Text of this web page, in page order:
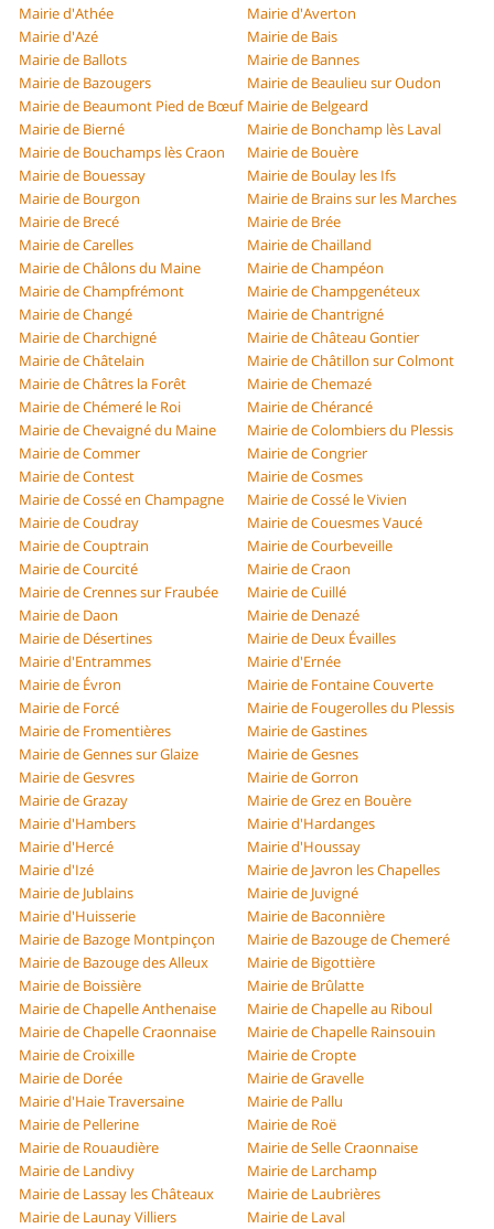
Mairie d'Athée
Mairie d'Averton
Mairie d'Azé
Mairie de Bais
Mairie de Ballots
Mairie de Bannes
Mairie de Bazougers
Mairie de Beaulieu sur Oudon
Mairie de Beaumont Pied de Bœuf Mairie de Belgeard
Mairie de Bierné
Mairie de Bonchamp lès Laval
Mairie de Bouchamps lès Craon
Mairie de Bouère
Mairie de Bouessay
Mairie de Boulay les Ifs
Mairie de Bourgon
Mairie de Brains sur les Marches
Mairie de Brecé
Mairie de Brée
Mairie de Carelles
Mairie de Chailland
Mairie de Châlons du Maine
Mairie de Champéon
Mairie de Champfrémont
Mairie de Champgenéteux
Mairie de Changé
Mairie de Chantrigné
Mairie de Charchigné
Mairie de Château Gontier
Mairie de Châtelain
Mairie de Châtillon sur Colmont
Mairie de Châtres la Forêt
Mairie de Chemazé
Mairie de Chémeré le Roi
Mairie de Chérancé
Mairie de Chevaigné du Maine
Mairie de Colombiers du Plessis
Mairie de Commer
Mairie de Congrier
Mairie de Contest
Mairie de Cosmes
Mairie de Cossé en Champagne
Mairie de Cossé le Vivien
Mairie de Coudray
Mairie de Couesmes Vaucé
Mairie de Couptrain
Mairie de Courbeveille
Mairie de Courcité
Mairie de Craon
Mairie de Crennes sur Fraubée
Mairie de Cuillé
Mairie de Daon
Mairie de Denazé
Mairie de Désertines
Mairie de Deux Évailles
Mairie d'Entrammes
Mairie d'Ernée
Mairie de Évron
Mairie de Fontaine Couverte
Mairie de Forcé
Mairie de Fougerolles du Plessis
Mairie de Fromentières
Mairie de Gastines
Mairie de Gennes sur Glaize
Mairie de Gesnes
Mairie de Gesvres
Mairie de Gorron
Mairie de Grazay
Mairie de Grez en Bouère
Mairie d'Hambers
Mairie d'Hardanges
Mairie d'Hercé
Mairie d'Houssay
Mairie d'Izé
Mairie de Javron les Chapelles
Mairie de Jublains
Mairie de Juvigné
Mairie d'Huisserie
Mairie de Baconnière
Mairie de Bazoge Montpinçon
Mairie de Bazouge de Chemeré
Mairie de Bazouge des Alleux
Mairie de Bigottière
Mairie de Boissière
Mairie de Brûlatte
Mairie de Chapelle Anthenaise
Mairie de Chapelle au Riboul
Mairie de Chapelle Craonnaise
Mairie de Chapelle Rainsouin
Mairie de Croixille
Mairie de Cropte
Mairie de Dorée
Mairie de Gravelle
Mairie d'Haie Traversaine
Mairie de Pallu
Mairie de Pellerine
Mairie de Roë
Mairie de Rouaudière
Mairie de Selle Craonnaise
Mairie de Landivy
Mairie de Larchamp
Mairie de Lassay les Châteaux
Mairie de Laubrières
Mairie de Launay Villiers
Mairie de Laval